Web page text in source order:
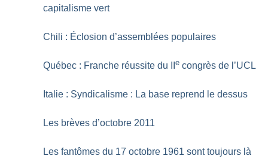
capitalisme vert
Chili : Éclosion d’assemblées populaires
Québec : Franche réussite du IIe congrès de l’UCL
Italie : Syndicalisme : La base reprend le dessus
Les brèves d’octobre 2011
Les fantômes du 17 octobre 1961 sont toujours là